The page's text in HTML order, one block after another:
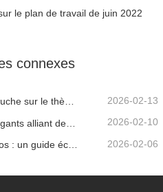
le plan de travail de juin 2022
connexes
Idées de rideaux de douche sur le thème de la mer pour faire entrer l'océan dans votre maison 2026-02-13
Rideaux de douche élégants alliant design et fonctionnalité 2026-02-10
Achat de nappes en gros : un guide économique pour les entreprises 2026-02-06